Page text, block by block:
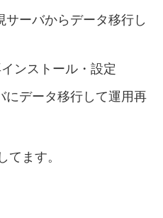
ーバからデータ移行し
ンストール・設定
にデータ移行して運用再
てます。